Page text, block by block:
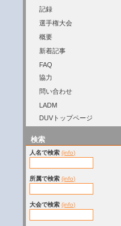
記録
選手権大会
概要
新着記事
FAQ
協力
問い合わせ
LADM
DUVトップページ
検索
人名で検索 (info)
所属で検索 (info)
大会で検索 (info)